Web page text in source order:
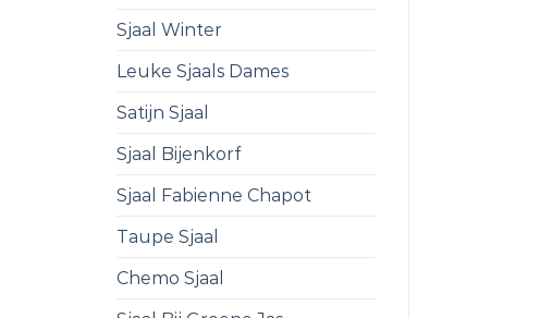
Sjaal Winter
Leuke Sjaals Dames
Satijn Sjaal
Sjaal Bijenkorf
Sjaal Fabienne Chapot
Taupe Sjaal
Chemo Sjaal